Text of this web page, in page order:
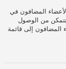
المضافون في
من الوصول
المضافون إلى قائمة